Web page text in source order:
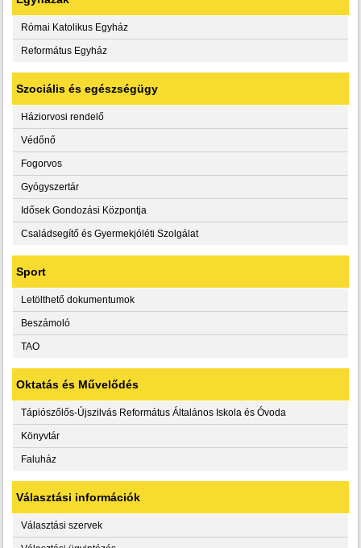
Római Katolikus Egyház
Református Egyház
Szociális és egészségügy
Háziorvosi rendelő
Védőnő
Fogorvos
Gyógyszertár
Idősek Gondozási Központja
Családsegítő és Gyermekjóléti Szolgálat
Sport
Letölthető dokumentumok
Beszámoló
TAO
Oktatás és Művelődés
Tápiószőlős-Újszilvás Református Általános Iskola és Óvoda
Könyvtár
Faluház
Választási információk
Választási szervek